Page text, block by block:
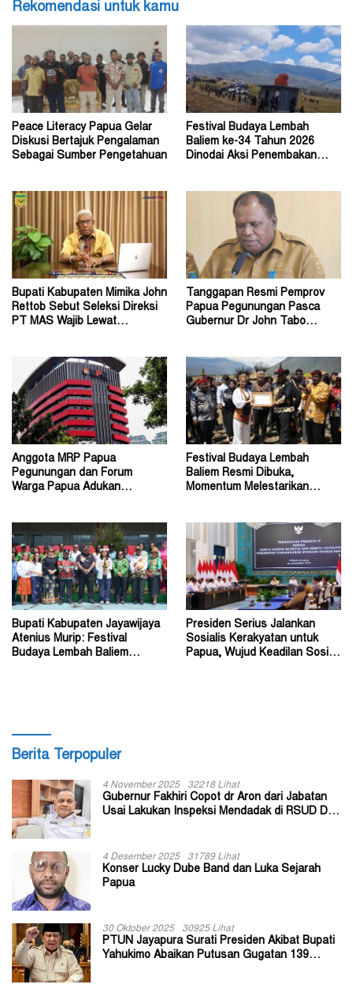
Rekomendasi untuk kamu
Peace Literacy Papua Gelar
Diskusi Bertajuk Pengalaman
Sebagai Sumber Pengetahuan
Festival Budaya Lembah
Baliem ke-34 Tahun 2026
Dinodai Aksi Penembakan
Bupati Kabupaten Mimika John
Rettob Sebut Seleksi Direksi
PT MAS Wajib Lewat
Tanggapan Resmi Pemprov
Papua Pegunungan Pasca
Gubernur Dr John Tabo
Anggota MRP Papua
Pegunungan dan Forum
Warga Papua Adukan
Festival Budaya Lembah
Baliem Resmi Dibuka,
Momentum Melestarikan
Bupati Kabupaten Jayawijaya
Atenius Murip: Festival
Budaya Lembah Baliem
Presiden Serius Jalankan
Sosialis Kerakyatan untuk
Papua, Wujud Keadilan Sosial
Berita Terpopuler
4 November 2025 32218 Lihat
Gubernur Fakhiri Copot dr Aron dari Jabatan
Usai Lakukan Inspeksi Mendadak di RSUD Dok
4 Desember 2025 31789 Lihat
Konser Lucky Dube Band dan Luka Sejarah
Papua
30 Oktober 2025 30925 Lihat
PTUN Jayapura Surati Presiden Akibat Bupati
Yahukimo Abaikan Putusan Gugatan 139